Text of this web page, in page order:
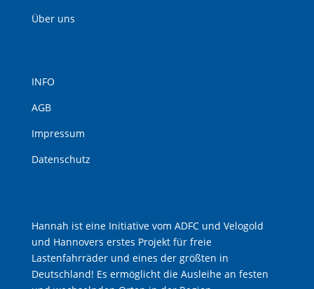
Über uns
INFO
AGB
Impressum
Datenschutz
Hannah ist eine Initiative vom ADFC und Velogold
und Hannovers erstes Projekt für freie
Lastenfahrräder und eines der größten in
Deutschland! Es ermöglicht die Ausleihe an festen